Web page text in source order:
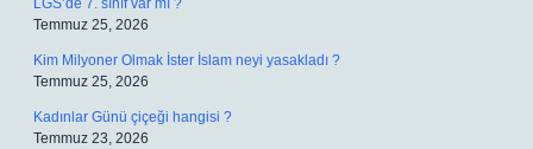
LGS’de 7. sınıf var mı ?
Temmuz 25, 2026
Kim Milyoner Olmak İster İslam neyi yasakladı ?
Temmuz 25, 2026
Kadınlar Günü çiçeği hangisi ?
Temmuz 23, 2026